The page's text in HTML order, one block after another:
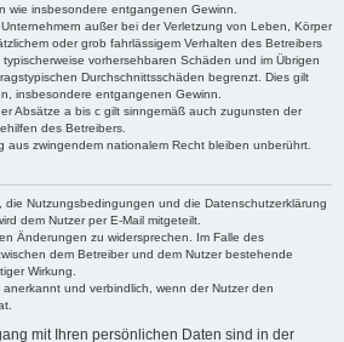
wie insbesondere entgangenen Gewinn.
außer bei der Verletzung von Leben, Körper
oder grob fahrlässigem Verhalten des Betreibers
vorhersehbaren Schäden und im Übrigen
Durchschnittsschäden begrenzt. Dies gilt
insbesondere entgangenen Gewinn.
Absätze a bis c gilt sinngemäß auch zugunsten der
des Betreibers.
aus zwingendem nationalem Recht bleiben unberührt.
die Nutzungsbedingungen und die Datenschutzerklärung
dem Nutzer per E-Mail mitgeteilt.
Änderungen zu widersprechen. Im Falle des
dem Betreiber und dem Nutzer bestehende
Wirkung.
und verbindlich, wenn der Nutzer den
mit Ihren persönlichen Daten sind in der